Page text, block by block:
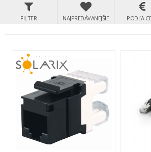
FILTER NAJPREDÁVANEJŠIE PODĽA